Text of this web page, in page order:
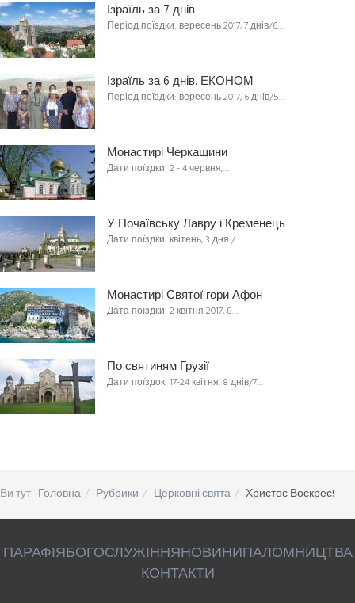
Ізраїль за 7 днів
Період поїздки: вересень 2017, 7 днів/6…
Ізраїль за 6 днів. ЕКОНОМ
Період поїздки: вересень 2017, 6 днів/5…
Монастирі Черкащини
Дати поїздки: 2 - 4 червня,…
У Почаївську Лавру і Кременець
Дати поїздки: квітень, 3 дня /…
Монастирі Святої гори Афон
Дата поїздки: 2 квітня 2017, 8…
По святиням Грузії
Дати поїздок: 17-24 квітня, 8 днів/7…
Ви тут: Головна Рубрики Церковні свята Христос Воскрес!
ПАРАФІЯБОГОСЛУЖІННЯНОВИНИПАЛОМНИЦТВА
КОНТАКТИ